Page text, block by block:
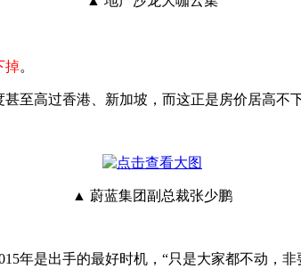
掉。
至高过香港、新加坡，而这正是房价居高不
▲ 蔚蓝集团副总裁张少鹏
年是出手的最好时机，“只是大家都不动，